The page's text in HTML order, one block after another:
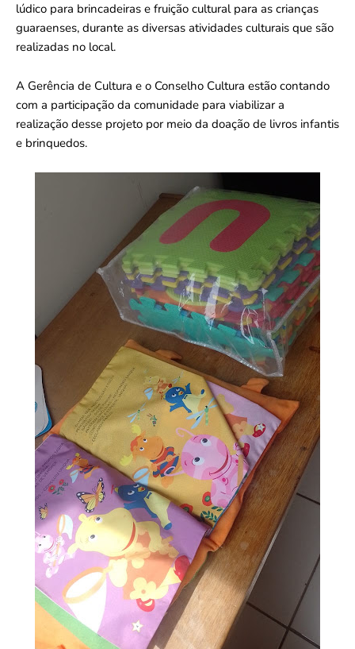
lúdico para brincadeiras e fruição cultural para as crianças
guaraenses, durante as diversas atividades culturais que são
realizadas no local.
A Gerência de Cultura e o Conselho Cultura estão contando
com a participação da comunidade para viabilizar a
realização desse projeto por meio da doação de livros infantis
e brinquedos.